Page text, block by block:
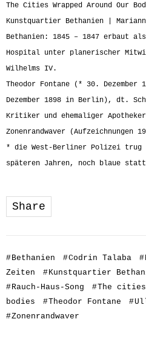
The Cities Wrapped Around Our
Kunstquartier Bethanien |
Bethanien: 1845 – 1847 erbaut
Hospital unter planerischer
Wilhelms IV.
Theodor Fontane (* 30. Dezember
Dezember 1898 in Berlin), dt.
Kritiker und ehemaliger Apotheker
Zonenrandwaver (Aufzeichnungen
* die West-Berliner Polizei trug
späteren Jahren, noch blaue
Share
# Bethanien #Codrin Talaba #
Zeiten
# Kunstquartier
# Rauch-Haus-Song #The cities
bodies
#Theodor Fontane #
#Zonenrandwaver